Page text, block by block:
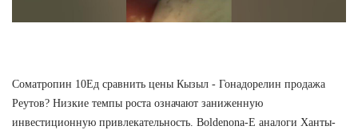
Cоматропин 10Ед сравнить цены Кызыл - Гонадорелин продажа
Реутов? Низкие темпы роста означают заниженную
инвестиционную привлекательность. Boldenona-E аналоги Ханты-